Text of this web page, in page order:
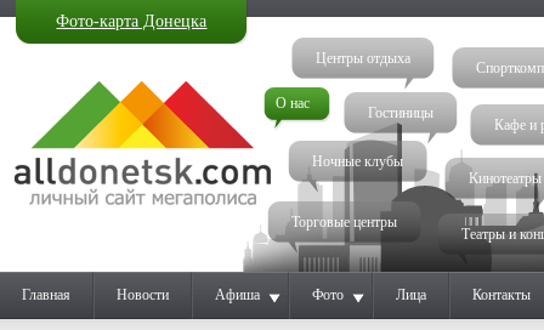
Фото-карта Донецка
О нас
Ночные клубы
Гостиницы
Кинотеатры
Кафе и
Театры и
Центры отдыха
Торговые центры
Главная Новости Афиша Фото Лица Контакты